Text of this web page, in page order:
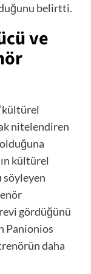
belirtti.
ve
nitelendiren
kültürel
söyleyen
gördüğünü
Panionios
daha